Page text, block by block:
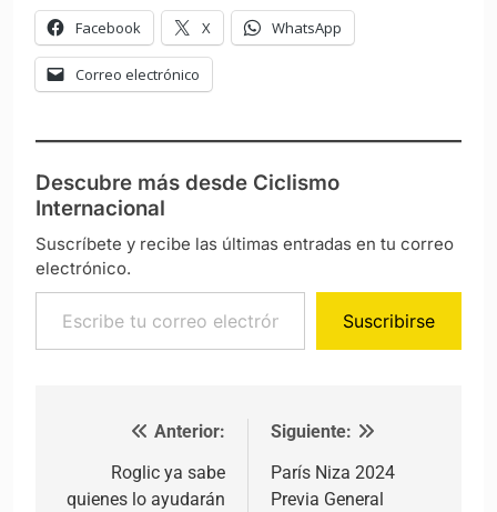
Facebook X WhatsApp
Correo electrónico
Descubre más desde Ciclismo
Internacional
Suscríbete y recibe las últimas entradas en tu correo
electrónico.
Escribe tu correo electrónico…
Suscribirse
Navegación de entradas
Anterior:
Roglic ya sabe
quienes lo ayudarán
Siguiente:
París Niza 2024
Previa General